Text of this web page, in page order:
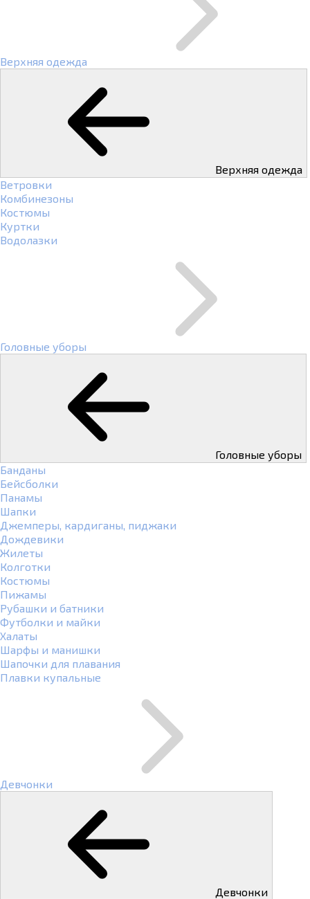
Верхняя одежда
Верхняя одежда
Ветровки
Комбинезоны
Костюмы
Куртки
Водолазки
Головные уборы
Головные уборы
Банданы
Бейсболки
Панамы
Шапки
Джемперы, кардиганы, пиджаки
Дождевики
Жилеты
Колготки
Костюмы
Пижамы
Рубашки и батники
Футболки и майки
Халаты
Шарфы и манишки
Шапочки для плавания
Плавки купальные
Девчонки
Девчонки